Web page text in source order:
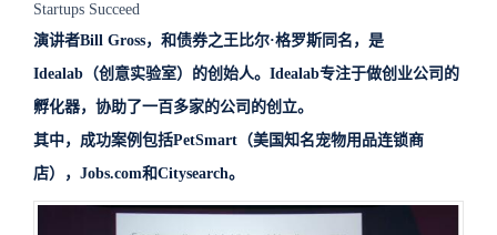
Startups Succeed
演讲者Bill Gross，和债券之王比尔·格罗斯同名，是
Idealab（创意实验室）的创始人。Idealab专注于做创业公司的
孵化器，协助了一百多家的公司的创立。
其中，成功案例包括PetSmart（美国知名宠物用品连锁商
店），Jobs.com和Citysearch。